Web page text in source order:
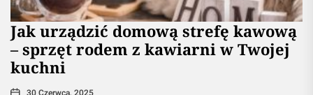
​Jak urządzić domową strefę kawową
– sprzęt rodem z kawiarni w Twojej
kuchni